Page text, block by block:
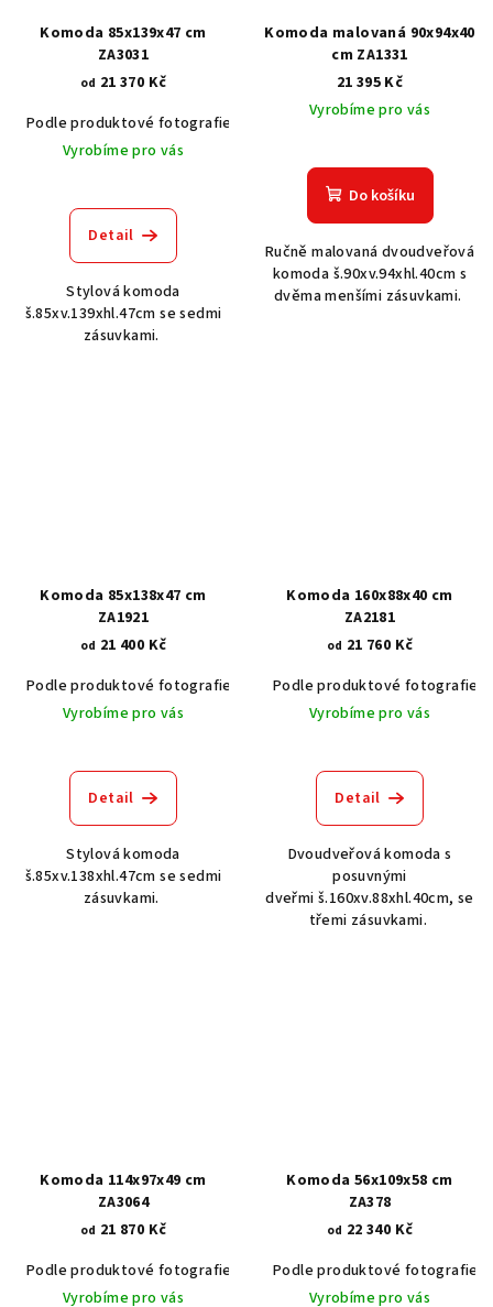
Komoda 85x139x47 cm
ZA3031
od 21 370 Kč
Podle produktové fotografie
Akát vintage BT1551
Vyrobíme pro vás
Detail
Stylová komoda
š.85xv.139xhl.47cm se sedmi
zásuvkami.
Komoda malovaná 90x94x40
cm ZA1331
21 395 Kč
Vyrobíme pro vás
Do košíku
Ručně malovaná dvoudveřová
komoda š.90xv.94xhl.40cm s
dvěma menšími zásuvkami.
Komoda 85x138x47 cm
ZA1921
od 21 400 Kč
Podle produktové fotografie
Akát vintage BT1551
Dub světlý
Vyrobíme pro vás
Detail
Stylová komoda
š.85xv.138xhl.47cm se sedmi
zásuvkami.
Komoda 160x88x40 cm
ZA2181
od 21 760 Kč
Podle produktové fotografie
Vyrobíme pro vás
Detail
Dvoudveřová komoda s
posuvnými
dveřmi š.160xv.88xhl.40cm, se
třemi zásuvkami.
Komoda 114x97x49 cm
ZA3064
od 21 870 Kč
Podle produktové fotografie
Akát vintage BT1551
Dub světlý
Vyrobíme pro vás
Komoda 56x109x58 cm
ZA378
od 22 340 Kč
Podle produktové fotografie
Vyrobíme pro vás